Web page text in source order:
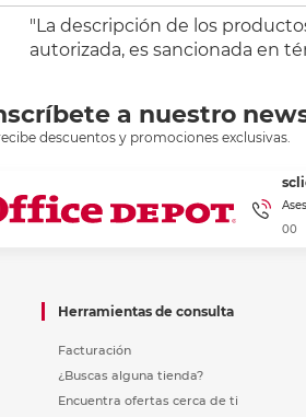
"La descripción de los
autorizada, es sancionada en
a nuestro
descuentos y promociones exclusivas.
00
Herramientas de consulta
Facturación
¿Buscas alguna tienda?
Encuentra ofertas cerca de ti